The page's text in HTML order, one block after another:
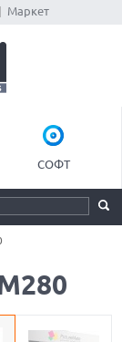
Маркет
СОФТ